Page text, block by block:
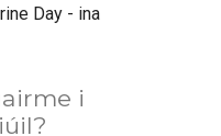
Day - ina
i